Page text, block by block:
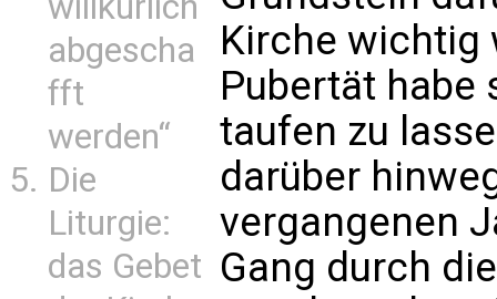
abgescha
fft
werden“
Die
Liturgie:
das Gebet
Kirche wichtig
Pubertät habe
taufen zu
darüber
vergangenen
Gang durch